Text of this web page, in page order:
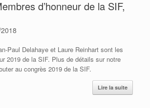
d’honneur de la SIF,
Paul Delahaye et Laure Reinhart sont les
2019 de la SIF. Plus de détails sur notre
au congrès 2019 de la SIF.
Lire la suite